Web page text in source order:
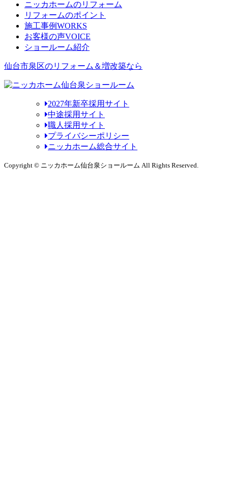
ニッカホームのリフォーム
リフォームのポイント
施工事例WORKS
お客様の声VOICE
ショールーム紹介
仙台市泉区のリフォーム＆増改築なら
2027年新卒採用サイト
中途採用サイト
職人採用サイト
プライバシーポリシー
ニッカホーム総合サイト
Copyright © ニッカホーム仙台泉ショールーム All Rights Reserved.